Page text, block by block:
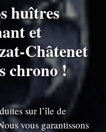
huîtres
et
Châtenet
chrono !
sur l’île de
vous garantissons